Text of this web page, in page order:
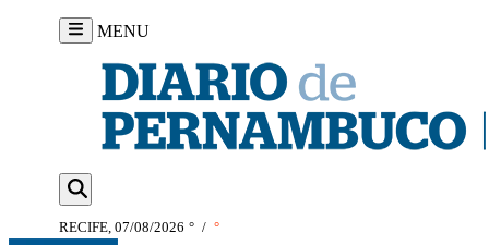
MENU
RECIFE, 07/08/2026 ° / °